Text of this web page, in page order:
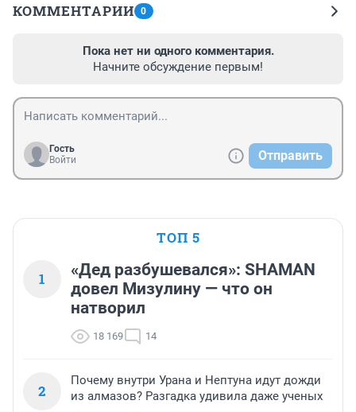
КОММЕНТАРИИ 0
Пока нет ни одного комментария.
Начните обсуждение первым!
Гость
Войти
Отправить
ТОП 5
1
«Дед разбушевался»: SHAMAN
довел Мизулину — что он
натворил
18 169 14
2
Почему внутри Урана и Нептуна идут дожди
из алмазов? Разгадка удивила даже ученых